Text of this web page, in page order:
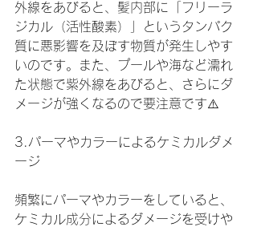
外線をあびると、髪内部に「フリーラ
ジカル（活性酸素）」というタンパク
質に悪影響を及ぼす物質が発生しやす
いのです。また、プールや海など濡れ
た状態で紫外線をあびると、さらにダ
メージが強くなるので要注意です⚠️
3.パーマやカラーによるケミカルダメ
ージ
頻繁にパーマやカラーをしていると、
ケミカル成分によるダメージを受けや